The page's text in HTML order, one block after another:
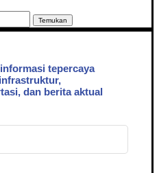
Temukan
tepercaya
dan berita aktual